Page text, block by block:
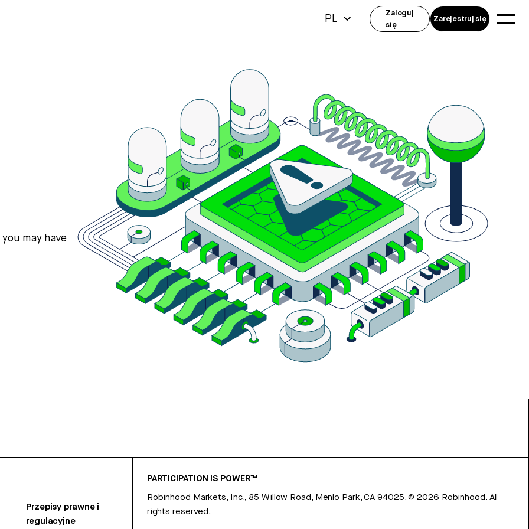
may have
Przepisy prawne i
regulacyjne
PARTICIPATION IS POWER™
Robinhood Markets, Inc., 85 Willow Road, Menlo Park, CA 94025.©2026 Robinhood. All
rights reserved.
PL
Zaloguj
się
Zarejestruj się